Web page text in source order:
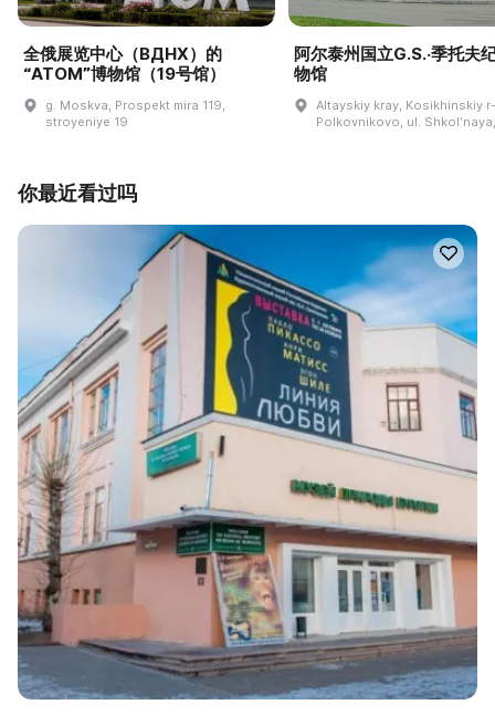
全俄展览中心（ВДНХ）的
“ATOM”博物馆（19号馆）
g. Moskva, Prospekt mira 119,
stroyeniye 19
阿尔泰州国立G.S.·季托夫
物馆
Altayskiy kray, Kosikhinskiy
Polkovnikovo, ul.
你最近看过吗